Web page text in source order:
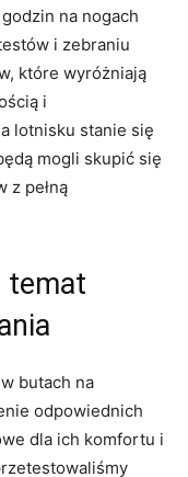
‍na nogach
⁢i ⁢zebraniu
które wyróżniają
i
lotnisku stanie się
mogli skupić się
z pełną
temat
butach na
odpowiednich‍
dla ich komfortu i